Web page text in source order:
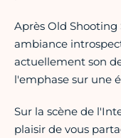
Après Old
ambiance
actuellement son
l'emphase sur une
Sur la scène de
plaisir de vous